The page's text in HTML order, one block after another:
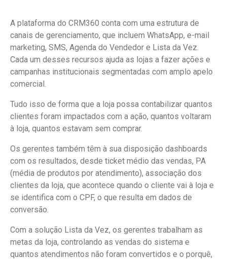
A plataforma do CRM360 conta com uma estrutura de
canais de gerenciamento, que incluem WhatsApp, e-mail
marketing, SMS, Agenda do Vendedor e Lista da Vez.
Cada um desses recursos ajuda as lojas a fazer ações e
campanhas institucionais segmentadas com amplo apelo
comercial.
Tudo isso de forma que a loja possa contabilizar quantos
clientes foram impactados com a ação, quantos voltaram
à loja, quantos estavam sem comprar.
Os gerentes também têm à sua disposição dashboards
com os resultados, desde ticket médio das vendas, PA
(média de produtos por atendimento), associação dos
clientes da loja, que acontece quando o cliente vai à loja e
se identifica com o CPF, o que resulta em dados de
conversão.
Com a solução Lista da Vez, os gerentes trabalham as
metas da loja, controlando as vendas do sistema e
quantos atendimentos não foram convertidos e o porquê,